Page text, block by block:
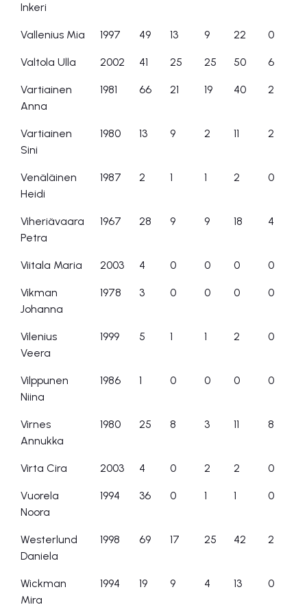
Inkeri
Vallenius Mia 1997 49 13 9 22 0
Valtola Ulla 2002 41 25 25 50 6
Vartiainen
Anna
1981 66 21 19 40 2
Vartiainen
Sini
1980 13 9 2 11 2
Venäläinen
Heidi
1987 2 1 1 2 0
Viheriävaara
Petra
1967 28 9 9 18 4
Viitala Maria 2003 4 0 0 0 0
Vikman
Johanna
1978 3 0 0 0 0
Vilenius
Veera
1999 5 1 1 2 0
Vilppunen
Niina
1986 1 0 0 0 0
Virnes
Annukka
1980 25 8 3 11 8
Virta Cira 2003 4 0 2 2 0
Vuorela
Noora
1994 36 0 1 1 0
Westerlund
Daniela
1998 69 17 25 42 2
Wickman
Mira
1994 19 9 4 13 0